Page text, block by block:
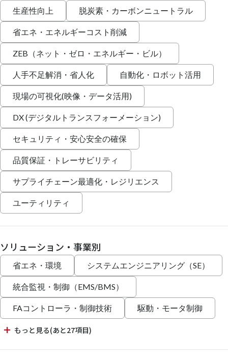
生産性向上 脱炭素・カーボンニュートラル
省エネ・エネルギーコスト削減
ZEB（ネット・ゼロ・エネルギー・ビル）
人手不足解消・省人化 自動化・ロボット活用
現場の可視化(映像・データ活用)
DX (デジタルトランスフォーメーション)
セキュリティ・安心安全の確保
品質保証・トレーサビリティ
サプライチェーン最適化・レジリエンス
ユーティリティ
ソリューション・事業別
省エネ・環境 システムエンジニアリング（SE）
統合監視・制御（EMS/BMS）
FAコントローラ・制御技術 駆動・モータ制御
もっと見る(あと27項目)